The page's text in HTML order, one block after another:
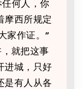
何人，你
摩西所规定
家作证。”
就把这事
进城，只好
是有人从各